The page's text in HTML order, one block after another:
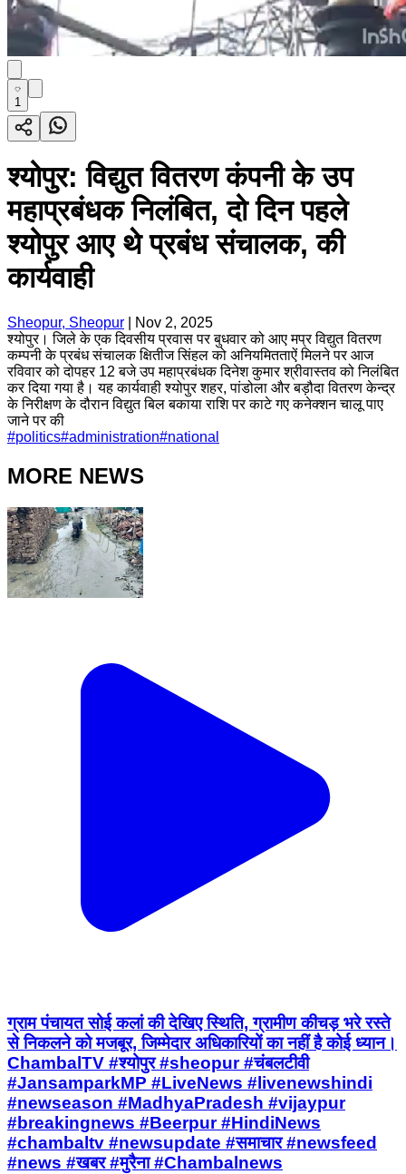
1
श्योपुर: विद्युत वितरण कंपनी के उप
महाप्रबंधक निलंबित, दो दिन पहले
श्योपुर आए थे प्रबंध संचालक, की
कार्यवाही
Sheopur, Sheopur
Nov 2, 2025
श्योपुर। जिले के एक दिवसीय प्रवास पर बुधवार को आए मप्र विद्युत वितरण
कम्पनी के प्रबंध संचालक क्षितीज सिंहल को अनियमितताऐं मिलने पर आज
रविवार को दोपहर 12 बजे उप महाप्रबंधक दिनेश कुमार श्रीवास्तव को निलंबित
कर दिया गया है। यह कार्यवाही श्योपुर शहर, पांडोला और बड़ौदा वितरण केन्द्र
के निरीक्षण के दौरान विद्युत बिल बकाया राशि पर काटे गए कनेक्शन चालू पाए
जाने पर की
#politics#administration#national
MORE NEWS
ग्राम पंचायत सोई कलां की देखिए स्थिति, ग्रामीण कीचड़ भरे रस्ते
से निकलने को मजबूर, जिम्मेदार अधिकारियों का नहीं है कोई ध्यान।
ChambalTV #श्योपुर #sheopur #चंबलटीवी
#JansamparkMP #LiveNews #livenewshindi
#newseason #MadhyaPradesh #vijaypur
#breakingnews #Beerpur #HindiNews
#chambaltv #newsupdate #समाचार #newsfeed
#news #खबर #मुरैना #Chambalnews